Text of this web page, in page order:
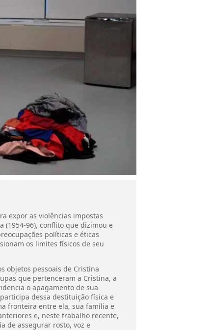
expor as violências impostas
(1954-96), conflito que dizimou e
políticas e éticas
os limites físicos de seu
objetos pessoais de Cristina
que pertenceram a Cristina, a
o apagamento de sua
dessa destituição física e
fronteira entre ela, sua família e
e, neste trabalho recente,
de assegurar rosto, voz e